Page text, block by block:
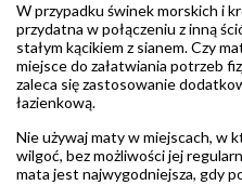
W przypadku świnek morskich i
przydatna w połączeniu z inną
stałym kącikiem z sianem. Czy
miejsce do załatwiania potrzeb
zaleca się zastosowanie
łazienkową.
Nie używaj maty w miejscach, w
wilgoć, bez możliwości jej
mata jest najwygodniejsza, gdy